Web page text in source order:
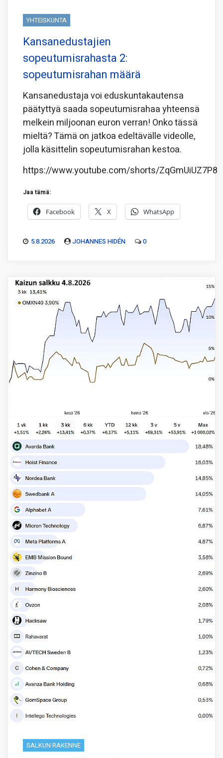
YHTEISKUNTA
Kansanedustajien
sopeutumisrahasta 2:
sopeutumisrahan määrä
Kansanedustaja voi eduskuntakautensa
päätyttyä saada sopeutumisrahaa yhteensä
melkein miljoonan euron verran! Onko tässä
mieltä? Tämä on jatkoa edeltävälle videolle,
jolla käsittelin sopeutumisrahan kestoa.
https://www.youtube.com/shorts/ZqGmUiUZ7P8
Jaa tämä:
Facebook X WhatsApp
5.8.2026 JOHANNES HIDÉN 0
SALKUN RAKENNE